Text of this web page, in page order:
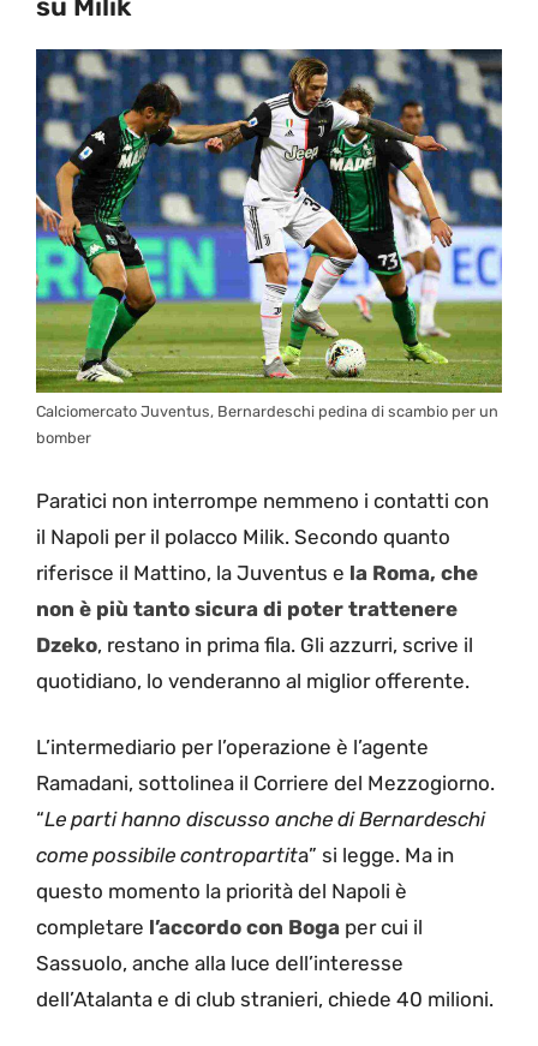
su Milik
Calciomercato Juventus, Bernardeschi pedina di scambio per un
bomber
Paratici non interrompe nemmeno i contatti con
il Napoli per il polacco Milik. Secondo quanto
riferisce il Mattino, la Juventus e la Roma, che
non è più tanto sicura di poter trattenere
Dzeko, restano in prima fila. Gli azzurri, scrive il
quotidiano, lo venderanno al miglior offerente.
L’intermediario per l’operazione è l’agente
Ramadani, sottolinea il Corriere del Mezzogiorno.
“Le parti hanno discusso anche di Bernardeschi
come possibile contropartita” si legge. Ma in
questo momento la priorità del Napoli è
completare l’accordo con Boga per cui il
Sassuolo, anche alla luce dell’interesse
dell’Atalanta e di club stranieri, chiede 40 milioni.